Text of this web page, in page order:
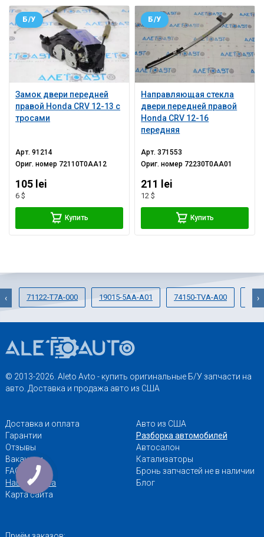
Замок двери передней
правой Honda CRV 12-13 с
тросами
Б/У
Арт.91214
Ориг. номер 72110T0AA12
105 lei
6 $
Купить
Направляющая стекла
двери передней правой
Honda CRV 12-16
передняя
Б/У
Арт.371553
Ориг. номер 72230T0AA01
211 lei
12 $
Купить
71122-T7A-000 19015-5AA-A01 74150-TVA-A00
‹ ›
© 2013-2026. Aleto Avto - купить оригинальные Б/У запчасти на
авто. Доставка и продажа авто из США
Доставка и оплата
Гарантии
Отзывы
Вакансии
FAQ
Наши адреса
Карта сайта
Авто из США
Разборка автомобилей
Автосалон
Катализаторы
Бронь запчастей не в наличии
Блог